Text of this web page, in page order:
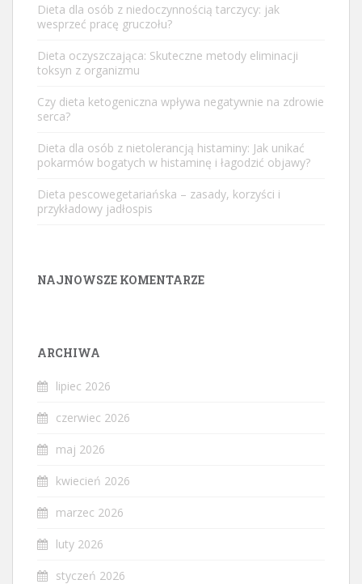
Dieta dla osób z niedoczynnością tarczycy: jak
wesprzeć pracę gruczołu?
Dieta oczyszczająca: Skuteczne metody eliminacji
toksyn z organizmu
Czy dieta ketogeniczna wpływa negatywnie na zdrowie
serca?
Dieta dla osób z nietolerancją histaminy: Jak unikać
pokarmów bogatych w histaminę i łagodzić objawy?
Dieta pescowegetariańska – zasady, korzyści i
przykładowy jadłospis
NAJNOWSZE KOMENTARZE
ARCHIWA
lipiec 2026
czerwiec 2026
maj 2026
kwiecień 2026
marzec 2026
luty 2026
styczeń 2026